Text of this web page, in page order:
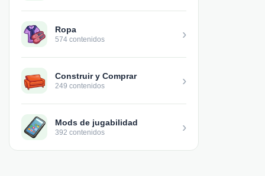
Ropa
574 contenidos ›
Construir y Comprar
249 contenidos ›
Mods de jugabilidad
392 contenidos ›